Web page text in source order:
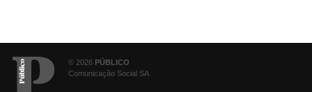
© 2026 PÚBLICO
Comunicação Social SA